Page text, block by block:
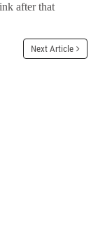
after that
Next Article